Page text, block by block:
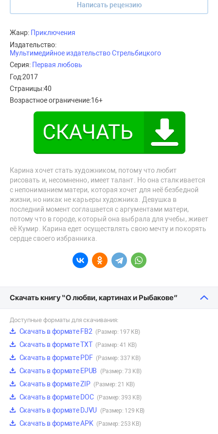
Написать рецензию
Жанр: Приключения
Издательство:
Мультимедийное издательство Стрельбицкого
Серия: Первая любовь
Год:2017
Страницы:40
Возрастное ограничение:16+
Карина хочет стать художником, потому что любит
рисовать и, несомненно, имеет талант. Но она сталкивается
с непониманием матери, которая хочет для неё безбедной
жизни, но никак не карьеры художника. Девушка в
последний момент соглашается с аргументами матери,
потому что в городе, который она выбрала для учебы, живет
её Кумир. Карина едет осуществлять свою мечту и покорять
сердце своего избранника.
Скачать книгу “О любви, картинах и Рыбакове”
Доступные форматы для скачивания:
Скачать в формате FB2 (Размер: 197 KB)
Скачать в формате TXT (Размер: 41 KB)
Скачать в формате PDF (Размер: 337 KB)
Скачать в формате EPUB (Размер: 73 KB)
Скачать в формате ZIP (Размер: 21 KB)
Скачать в формате DOC (Размер: 393 KB)
Скачать в формате DJVU (Размер: 129 KB)
Скачать в формате APK (Размер: 253 KB)